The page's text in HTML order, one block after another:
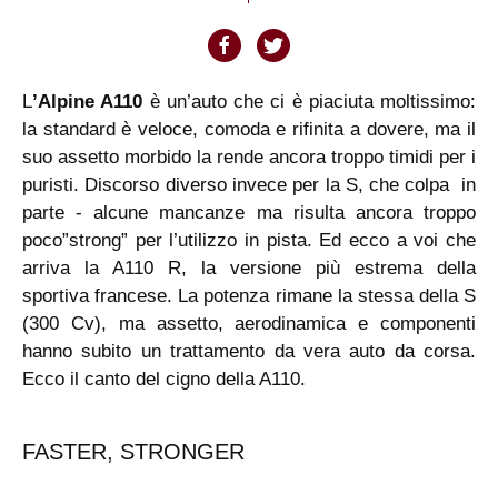
L’Alpine A110 è un’auto che ci è piaciuta moltissimo:
la standard è veloce, comoda e rifinita a dovere, ma il
suo assetto morbido la rende ancora troppo timidi per i
puristi. Discorso diverso invece per la S, che colpa in
parte - alcune mancanze ma risulta ancora troppo
poco”strong” per l’utilizzo in pista. Ed ecco a voi che
arriva la A110 R, la versione più estrema della
sportiva francese. La potenza rimane la stessa della S
(300 Cv), ma assetto, aerodinamica e componenti
hanno subito un trattamento da vera auto da corsa.
Ecco il canto del cigno della A110.
FASTER, STRONGER